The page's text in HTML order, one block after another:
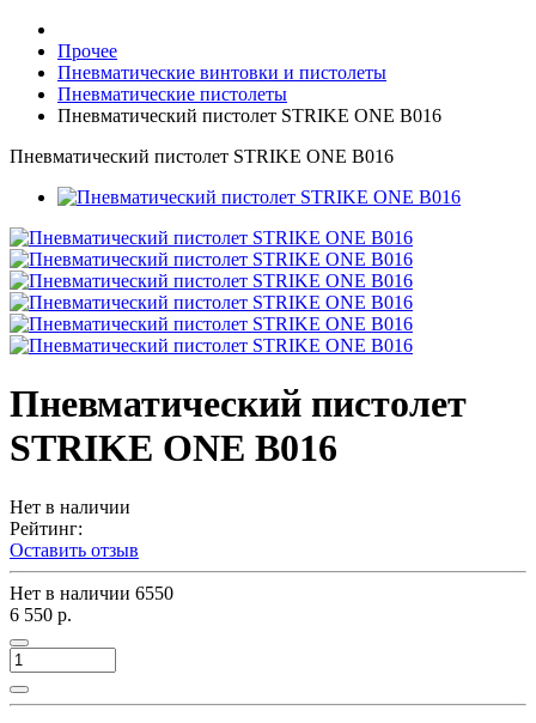
Прочее
Пневматические винтовки и пистолеты
Пневматические пистолеты
Пневматический пистолет STRIKE ONE B016
Пневматический пистолет STRIKE ONE B016
Пневматический пистолет
STRIKE ONE B016
Нет в наличии
Рейтинг:
Оставить отзыв
Нет в наличии 6550
6 550 р.